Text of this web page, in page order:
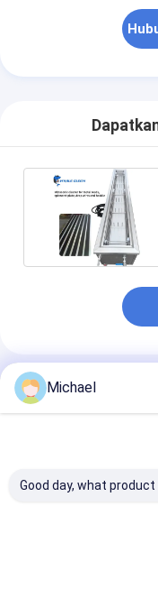
Rekomendasi
Michael
Good day, what